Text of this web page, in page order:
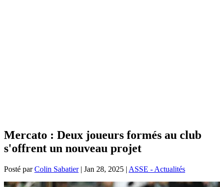
Mercato : Deux joueurs formés au club
s'offrent un nouveau projet
Posté parColin Sabatier| Jan 28, 2025 | ASSE - Actualités